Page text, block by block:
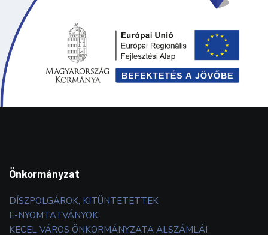
Önkormányzat
DÍSZPOLGÁROK, KITÜNTETETTEK
E-NYOMTATVÁNYOK
KECEL VÁROS ÖNKORMÁNYZATA ALSZÁMLÁI